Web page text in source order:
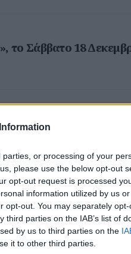
or processing of your
please use the below opt-out
opt-out request is processed
information utilized by us
opt-out. You may separately
parties on the IAB’s list of
by us to third parties on the
it to other third parties.
Σάββατο 18
Εξασφάλισε